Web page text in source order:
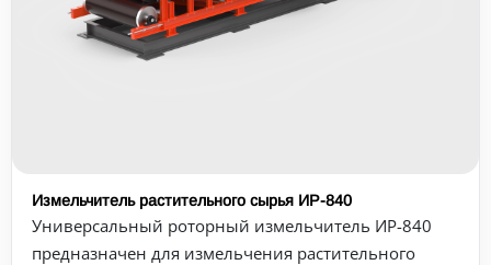
Измельчитель растительного сырья ИР-840
Универсальный роторный измельчитель ИР-840
предназначен для измельчения растительного